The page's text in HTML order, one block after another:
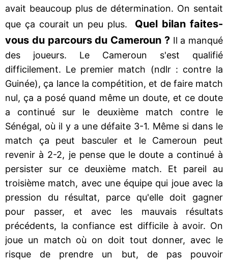
avait beaucoup plus de détermination. On sentait
que ça courait un peu plus. Quel bilan faites-
vous du parcours du Cameroun ?Il a manqué
des joueurs. Le Cameroun s'est qualifié
difficilement. Le premier match (ndlr : contre la
Guinée), ça lance la compétition, et de faire match
nul, ça a posé quand même un doute, et ce doute
a continué sur le deuxième match contre le
Sénégal, où il y a une défaite 3-1. Même si dans le
match ça peut basculer et le Cameroun peut
revenir à 2-2, je pense que le doute a continué à
persister sur ce deuxième match. Et pareil au
troisième match, avec une équipe qui joue avec la
pression du résultat, parce qu'elle doit gagner
pour passer, et avec les mauvais résultats
précédents, la confiance est difficile à avoir. On
joue un match où on doit tout donner, avec le
risque de prendre un but, de pas pouvoir